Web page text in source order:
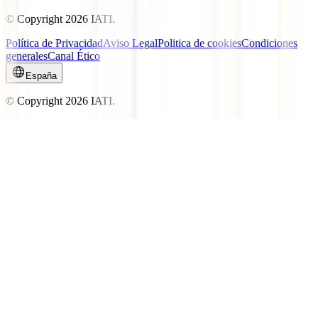
© Copyright 2026 IATI.
Política de PrivacidadAviso LegalPolitica de cookiesCondiciones
generalesCanal Ético
España
© Copyright 2026 IATI.